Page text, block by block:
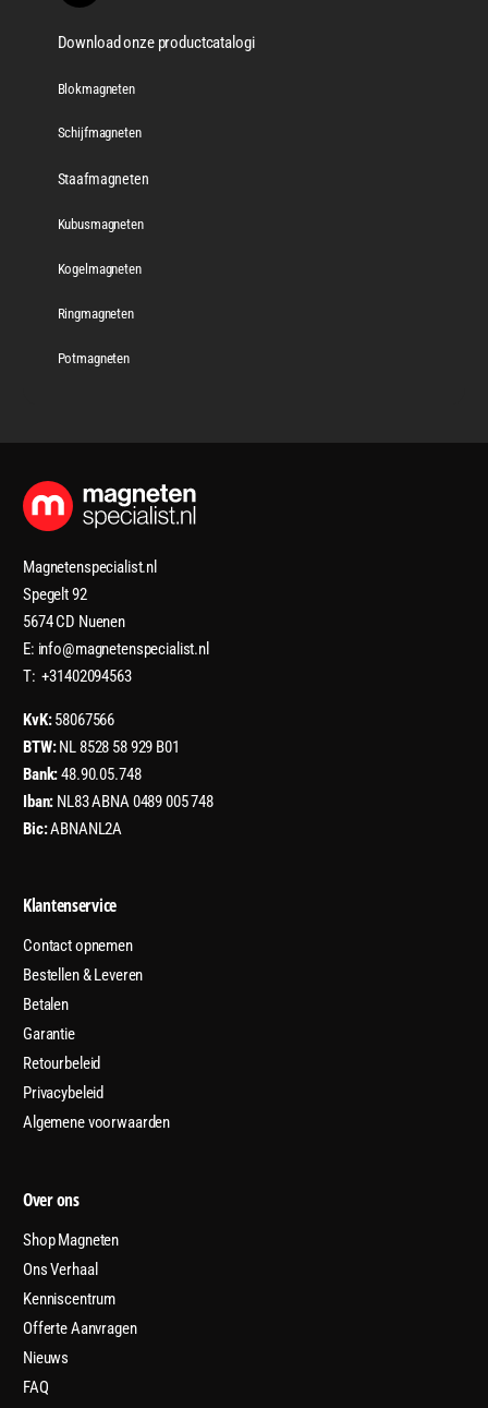
Download onze productcatalogi
Blokmagneten
Schijfmagneten
Staafmagneten
Kubusmagneten
Kogelmagneten
Ringmagneten
Potmagneten
Magnetenspecialist.nl
Spegelt 92
5674 CD Nuenen
E: info@magnetenspecialist.nl
T: +31402094563
KvK:58067566
BTW:NL 8528 58 929 B01
Bank:48.90.05.748
Iban: NL83 ABNA 0489 005 748
Bic:ABNANL2A
Klantenservice
Contact opnemen
Bestellen & Leveren
Betalen
Garantie
Retourbeleid
Privacybeleid
Algemene voorwaarden
Over ons
Shop Magneten
Ons Verhaal
Kenniscentrum
Offerte Aanvragen
Nieuws
FAQ